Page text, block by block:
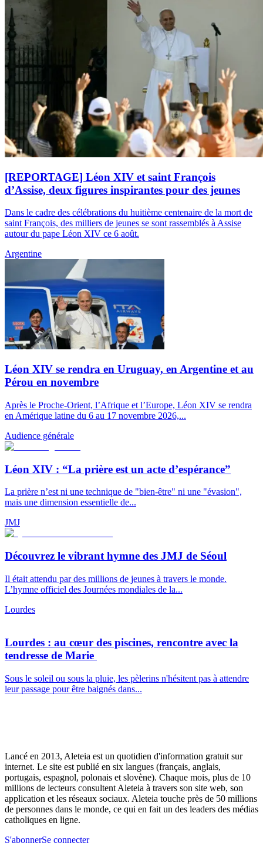
[REPORTAGE] Léon XIV et saint François
d’Assise, deux figures inspirantes pour des jeunes
Dans le cadre des célébrations du huitième centenaire de la mort de
saint François, des milliers de jeunes se sont rassemblés à Assise
autour du pape Léon XIV ce 6 août.
Argentine
Léon XIV se rendra en Uruguay, en Argentine et au
Pérou en novembre
Après le Proche-Orient, l’Afrique et l’Europe, Léon XIV se rendra
en Amérique latine du 6 au 17 novembre 2026,...
Audience générale
Léon XIV : “La prière est un acte d’espérance”
La prière n’est ni une technique de "bien-être" ni une "évasion",
mais une dimension essentielle de...
JMJ
Découvrez le vibrant hymne des JMJ de Séoul
Il était attendu par des millions de jeunes à travers le monde.
L’hymne officiel des Journées mondiales de la...
Lourdes
Lourdes : au cœur des piscines, rencontre avec la
tendresse de Marie
Sous le soleil ou sous la pluie, les pèlerins n'hésitent pas à attendre
leur passage pour être baignés dans...
Lancé en 2013, Aleteia est un quotidien d'information gratuit sur
internet. Le site est publié en six langues (français, anglais,
portugais, espagnol, polonais et slovène). Chaque mois, plus de 10
millions de lecteurs consultent Aleteia à travers son site web, son
application et les réseaux sociaux. Aleteia touche près de 50 millions
de personnes dans le monde, ce qui en fait un des leaders des médias
catholiques en ligne.
S'abonnerSe connecter